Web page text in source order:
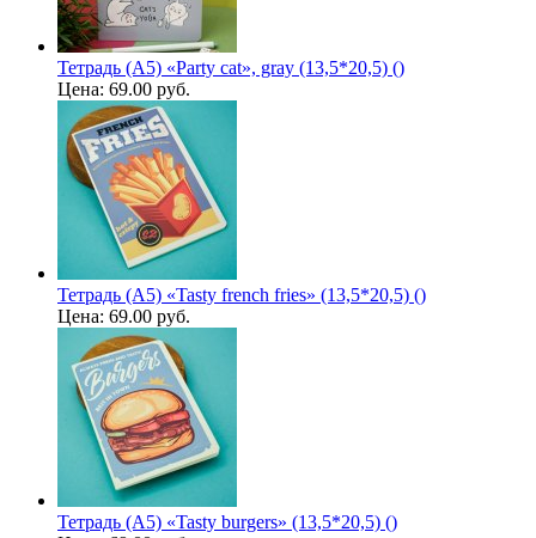
Тетрадь (A5) «Party cat», gray (13,5*20,5) ()
Цена: 69.00 руб.
Тетрадь (A5) «Tasty french fries» (13,5*20,5) ()
Цена: 69.00 руб.
Тетрадь (A5) «Tasty burgers» (13,5*20,5) ()